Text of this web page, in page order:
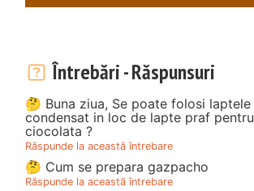
Întrebări - Răspunsuri
🤔 Buna ziua, Se poate folosi laptele
condensat in loc de lapte praf pentru
ciocolata ?
Răspunde la această întrebare
🤔 Cum se prepara gazpacho
Răspunde la această întrebare